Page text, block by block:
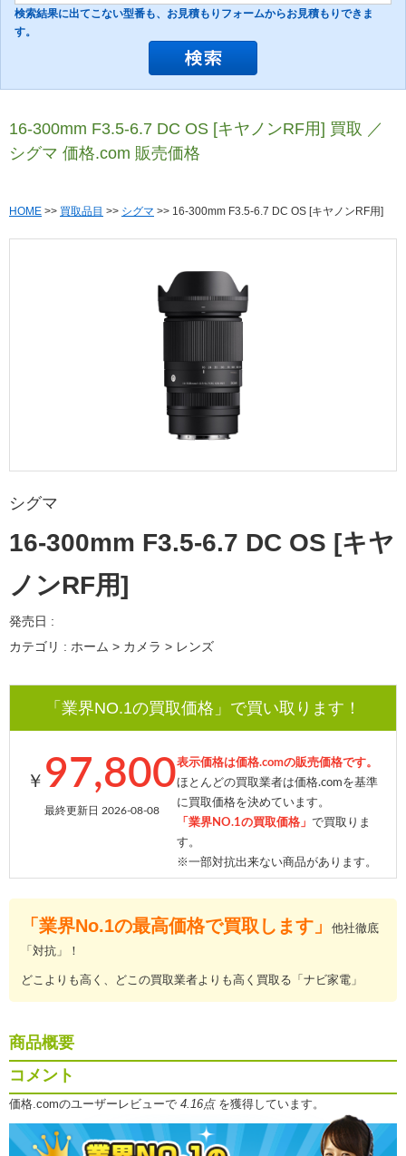
検索結果に出てこない型番も、お見積もりフォームからお見積もりできま
す。
16-300mm F3.5-6.7 DC OS [キヤノンRF用] 買取 ／
シグマ 価格.com 販売価格
HOME >> 買取品目 >> シグマ >> 16-300mm F3.5-6.7 DC OS [キヤノンRF用]
シグマ
16-300mm F3.5-6.7 DC OS [キヤ
ノンRF用]
発売日 :
カテゴリ : ホーム > カメラ > レンズ
「業界NO.1の買取価格」で買い取ります！
￥ 97,800
最終更新日 2026-08-08
表示価格は価格.comの販売価格です。
ほとんどの買取業者は価格.comを基準
に買取価格を決めています。
「業界NO.1の買取価格」 で買取りま
す。
※一部対抗出来ない商品があります。
「業界No.1の最高価格で買取します」
他社徹底
「対抗」！
どこよりも高く、どこの買取業者よりも高く買取る「ナビ家電」
商品概要
コメント
価格.comのユーザーレビューで 4.16点を獲得しています。